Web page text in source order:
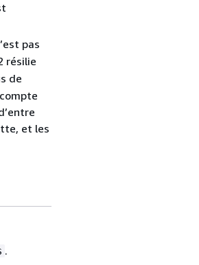
pas
résilie
de
et les
.